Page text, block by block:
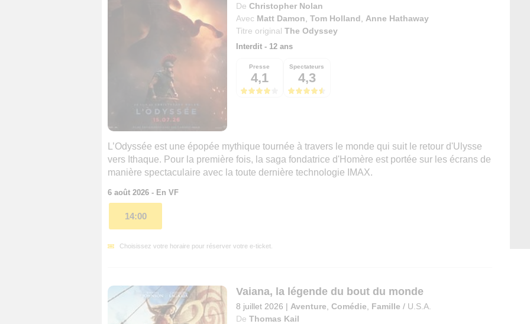
De Christopher Nolan
Avec Matt Damon Tom Holland
Anne Hathaway
Titre original The Odyssey
Interdit - 12 ans
Presse
4,1
Spectateurs
4,3
L’Odyssée est une épopée mythique tournée à travers le monde qui suit le retour d'Ulysse
vers Ithaque. Pour la première fois, la saga fondatrice d'Homère est portée sur les écrans de
manière spectaculaire avec la toute dernière technologie IMAX.
6 août 2026 - En VF
14:00
Choisissez votre horaire pour réserver votre e-ticket.
Vaiana, la légende du bout du monde
8 juillet 2026 | Aventure Comédie Famille / U.S.A.
De Thomas Kail